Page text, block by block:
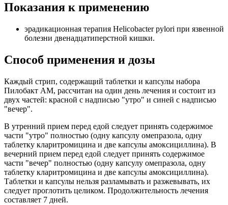
Показания к применению
эрадикационная терапия Helicobacter pylori при язвенной
болезни двенадцатиперстной кишки.
Способ применения и дозы
Каждый стрип, содержащий таблетки и капсулы набора
Пилобакт AM, рассчитан на один день лечения и состоит из
двух частей: красной с надписью "утро" и синей с надписью
"вечер".
В утренний прием перед едой следует принять содержимое
части "утро" полностью (одну капсулу омепразола, одну
таблетку кларитромицина и две капсулы амоксициллина). В
вечерний прием перед едой следует принять содержимое
части "вечер" полностью (одну капсулу омепразола, одну
таблетку кларитромицина и две капсулы амоксициллина).
Таблетки и капсулы нельзя разламывать и разжевывать, их
следует проглотить целиком. Продолжительность лечения
составляет 7 дней.